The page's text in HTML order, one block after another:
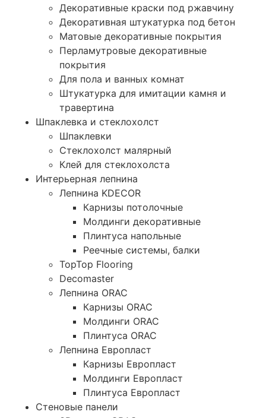
Декоративные краски под ржавчину
Декоративная штукатурка под бетон
Матовые декоративные покрытия
Перламутровые декоративные
покрытия
Для пола и ванных комнат
Штукатурка для имитации камня и
травертина
Шпаклевка и стеклохолст
Шпаклевки
Стеклохолст малярный
Клей для стеклохолста
Интерьерная лепнина
Лепнина KDECOR
Карнизы потолочные
Молдинги декоративные
Плинтуса напольные
Реечные системы, балки
TopTop Flooring
Decomaster
Лепнина ORAC
Карнизы ORAC
Молдинги ORAC
Плинтуса ORAC
Лепнина Европласт
Карнизы Европласт
Молдинги Европласт
Плинтуса Европласт
Стеновые панели